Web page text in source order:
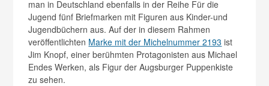
man in Deutschland ebenfalls in der Reihe Für die
Jugend fünf Briefmarken mit Figuren aus Kinder-und
Jugendbüchern aus. Auf der in diesem Rahmen
veröffentlichten Marke mit der Michelnummer 2193 ist
Jim Knopf, einer berühmten Protagonisten aus Michael
Endes Werken, als Figur der Augsburger Puppenkiste
zu sehen.